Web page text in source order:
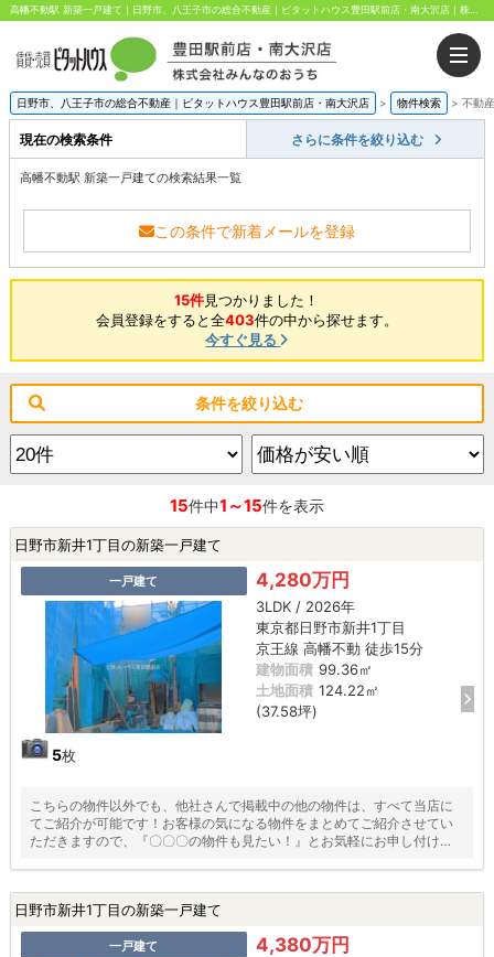
高幡不動駅 新築一戸建て｜日野市、八王子市の総合不動産｜ピタットハウス豊田駅前店・南大沢店｜株式会社みんなのおうち
日野市、八王子市の総合不動産｜ピタットハウス豊田駅前店・南大沢店 > 物件検索 > 不動
現在の検索条件 さらに条件を絞り込む
高幡不動駅 新築一戸建ての検索結果一覧
この条件で新着メールを登録
15件見つかりました！
会員登録をすると全403件の中から探せます。
今すぐ見る
条件を絞り込む
15件中1～15件を表示
日野市新井1丁目の新築一戸建て
一戸建て
5枚
4,280万円
3LDK / 2026年
東京都日野市新井1丁目
京王線 高幡不動 徒歩15分
建物面積 99.36㎡
土地面積 124.22㎡
(37.58坪)
こちらの物件以外でも、他社さんで掲載中の他の物件は、すべて当店に
てご紹介が可能です！お客様の気になる物件をまとめてご紹介させてい
ただきますので、『〇〇〇の物件も見たい！』とお気軽にお申し付けく
日野市新井1丁目の新築一戸建て
一戸建て 4,380万円